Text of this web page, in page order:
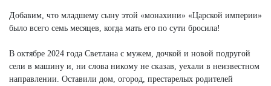
Добавим, что младшему сыну этой «монахини» «Царской империи»
было всего семь месяцев, когда мать его по сути бросила!
В октябре 2024 года Светлана с мужем, дочкой и новой подругой
сели в машину и, ни слова никому не сказав, уехали в неизвестном
направлении. Оставили дом, огород, престарелых родителей